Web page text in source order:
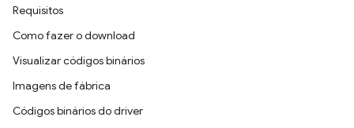
Requisitos
Como fazer o download
Visualizar códigos binários
Imagens de fábrica
Códigos binários do driver